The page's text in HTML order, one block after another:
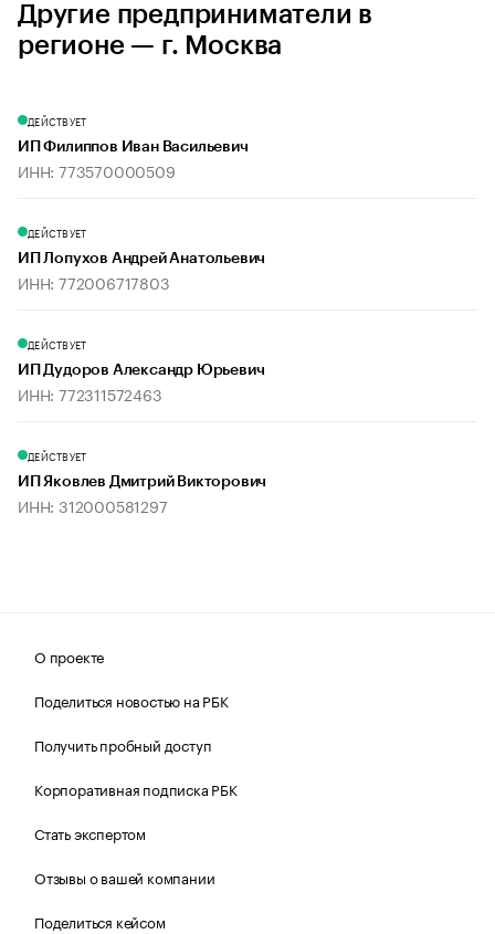
Другие предприниматели в
регионе — г. Москва
ДЕЙСТВУЕТ
ИП Филиппов Иван Васильевич
ИНН: 773570000509
ДЕЙСТВУЕТ
ИП Лопухов Андрей Анатольевич
ИНН: 772006717803
ДЕЙСТВУЕТ
ИП Дудоров Александр Юрьевич
ИНН: 772311572463
ДЕЙСТВУЕТ
ИП Яковлев Дмитрий Викторович
ИНН: 312000581297
О проекте
Поделиться новостью на РБК
Получить пробный доступ
Корпоративная подписка РБК
Стать экспертом
Отзывы о вашей компании
Поделиться кейсом